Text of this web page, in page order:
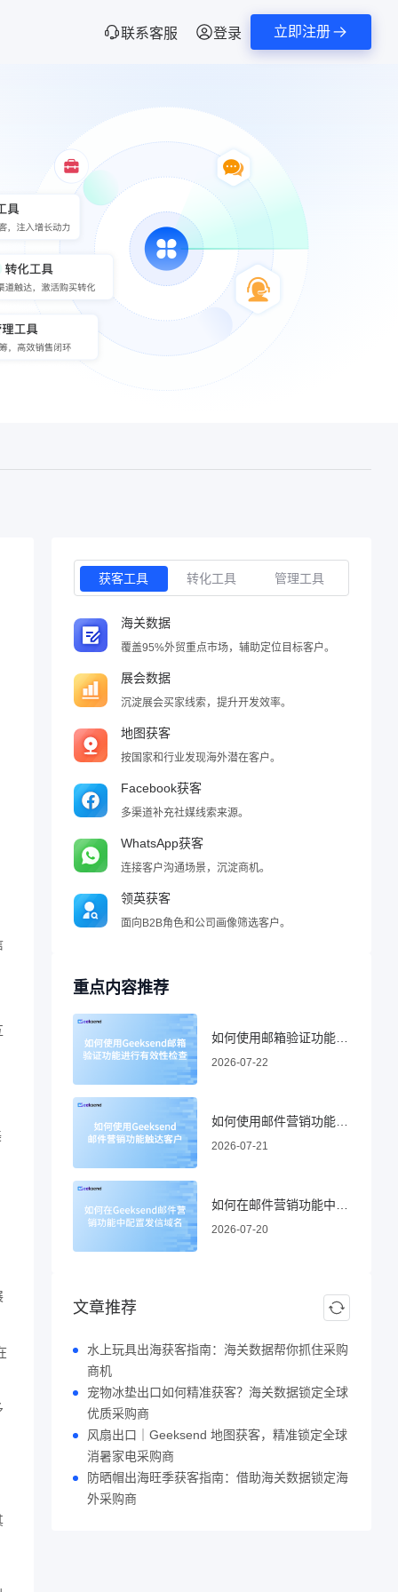
联系客服 登录 立即注册
获客工具 转化工具 管理工具
海关数据
覆盖95%外贸重点市场，辅助定位目标客户。
展会数据
沉淀展会买家线索，提升开发效率。
地图获客
按国家和行业发现海外潜在客户。
Facebook获客
多渠道补充社媒线索来源。
WhatsApp获客
连接客户沟通场景，沉淀商机。
领英获客
面向B2B角色和公司画像筛选客户。
重点内容推荐
2026-07-22
2026-07-21
2026-07-20
文章推荐
水上玩具出海获客指南：海关数据帮你抓住采购
商机
宠物冰垫出口如何精准获客？海关数据锁定全球
优质采购商
风扇出口｜Geeksend 地图获客，精准锁定全球
消暑家电采购商
防晒帽出海旺季获客指南：借助海关数据锁定海
外采购商